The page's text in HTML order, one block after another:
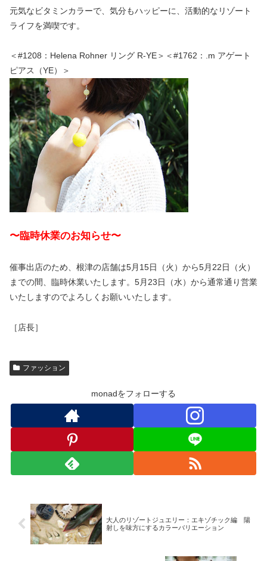
元気なビタミンカラーで、気分もハッピーに、活動的なリゾート
ライフを満喫です。
＜#1208：Helena Rohner リング R-YE＞＜#1762：.m アゲート
ピアス（YE）＞
〜臨時休業のお知らせ〜
催事出店のため、根津の店舗は5月15日（火）から5月22日（火）
までの間、臨時休業いたします。5月23日（水）から通常通り営業
いたしますのでよろしくお願いいたします。
［店長］
ファッション
monadをフォローする
大人のリゾートジュエリー：エキゾチック編 陽
射しを味方にするカラーバリエーション